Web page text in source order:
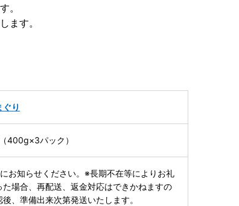
。
ます。
り
400g×3パック）
お知らせください。※長期不在等によりお礼
場合、再配送、返金対応はできかねますの
、準備出来次第発送いたします。